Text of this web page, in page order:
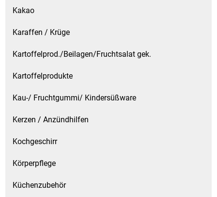
Kakao
Karaffen / Krüge
Kartoffelprod./Beilagen/Fruchtsalat gek.
Kartoffelprodukte
Kau-/ Fruchtgummi/ Kindersüßware
Kerzen / Anzündhilfen
Kochgeschirr
Körperpflege
Küchenzubehör